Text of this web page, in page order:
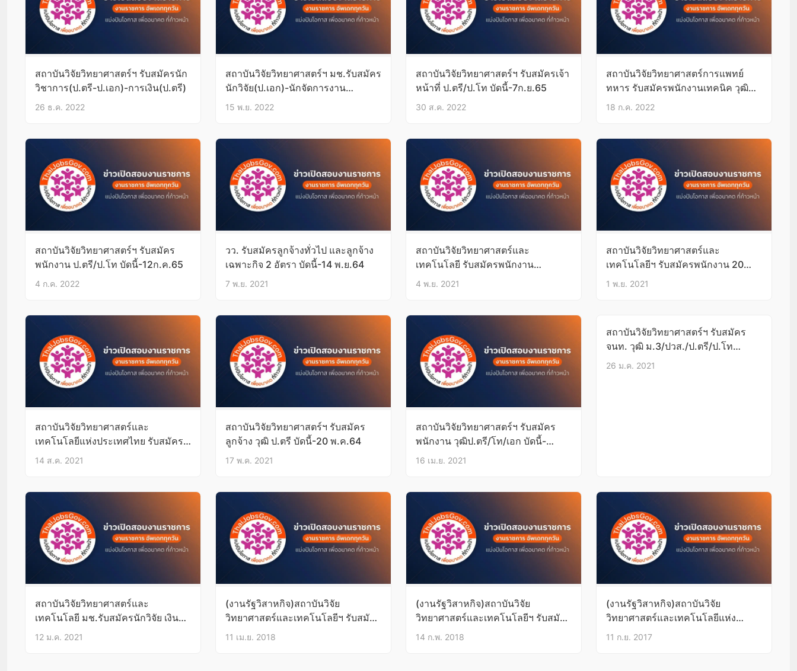
สถาบันวิจัยวิทยาศาสตร์ฯ รับสมัครนัก
วิชาการ(ป.ตรี-ป.เอก)-การเงิน(ป.ตรี)
26 ธ.ค. 2022
สถาบันวิจัยวิทยาศาสตร์ฯ มช.รับสมัคร
นักวิจัย(ป.เอก)-นักจัดการงาน
ทั่วไป(ป.ตรี) บัดนี้-30ธ.ค.65
15 พ.ย. 2022
สถาบันวิจัยวิทยาศาสตร์ฯ รับสมัครเจ้า
หน้าที่ ป.ตรี/ป.โท บัดนี้-7ก.ย.65
30 ส.ค. 2022
สถาบันวิจัยวิทยาศาสตร์การแพทย์
ทหาร รับสมัครพนักงานเทคนิค วุฒิ
ป.ตรี บัดนี้-27ก.ค.65
18 ก.ค. 2022
สถาบันวิจัยวิทยาศาสตร์ฯ รับสมัคร
พนักงาน ป.ตรี/ป.โท บัดนี้-12ก.ค.65
4 ก.ค. 2022
วว. รับสมัครลูกจ้างทั่วไป และลูกจ้าง
เฉพาะกิจ 2 อัตรา บัดนี้-14 พ.ย.64
7 พ.ย. 2021
สถาบันวิจัยวิทยาศาสตร์และ
เทคโนโลยี รับสมัครพนักงาน
มหาวิทยาลัย 4 อัตรา
4 พ.ย. 2021
สถาบันวิจัยวิทยาศาสตร์และ
เทคโนโลยีฯ รับสมัครพนักงาน 20
อัตรา
1 พ.ย. 2021
สถาบันวิจัยวิทยาศาสตร์และ
เทคโนโลยีแห่งประเทศไทย รับสมัคร
พนักงาน 3 อัตรา
14 ส.ค. 2021
สถาบันวิจัยวิทยาศาสตร์ฯ รับสมัคร
ลูกจ้าง วุฒิ ป.ตรี บัดนี้-20 พ.ค.64
17 พ.ค. 2021
สถาบันวิจัยวิทยาศาสตร์ฯ รับสมัคร
พนักงาน วุฒิป.ตรี/โท/เอก บัดนี้-
23เม.ย.64
16 เม.ย. 2021
สถาบันวิจัยวิทยาศาสตร์ฯ รับสมัคร
จนท. วุฒิ ม.3/ปวส./ป.ตรี/ป.โท
บัดนี้-31ม.ค.64
26 ม.ค. 2021
สถาบันวิจัยวิทยาศาสตร์และ
เทคโนโลยี มช.รับสมัครนักวิจัย เงิน
เดือน41,000 บัดนี้-29ม.ค.64
12 ม.ค. 2021
(งานรัฐวิสาหกิจ)สถาบันวิจัย
วิทยาศาสตร์และเทคโนโลยีฯ รับสมัคร
งานวุฒิ ป.ตรี บัดนี้-18เม.ย.61
11 เม.ย. 2018
(งานรัฐวิสาหกิจ)สถาบันวิจัย
วิทยาศาสตร์และเทคโนโลยีฯ รับสมัคร
งานวุฒิ ป.ตรี บัดนี้-19ก.พ.61
14 ก.พ. 2018
(งานรัฐวิสาหกิจ)สถาบันวิจัย
วิทยาศาสตร์และเทคโนโลยีแห่ง
ประเทศไทย รับสมัครงานวุฒิ ป.ตรี
11 ก.ย. 2017